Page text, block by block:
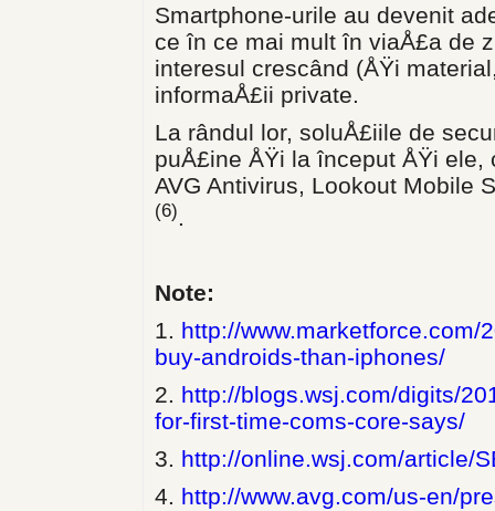
Smartphone-urile au devenit
ce în ce mai mult în viaÅ£a de
interesul crescând (ÅŸi
informaÅ£ii private.
La rândul lor, soluÅ£iile de
puÅ£ine ÅŸi la început ÅŸi
AVG Antivirus, Lookout Mobile
(6).
Note:
1. http://www.marketforce.com/
buy-androids-than-iphones/
2. http://blogs.wsj.com/digits/
for-first-time-coms-core-says/
3. http://online.wsj.com/article/
4. http://www.avg.com/us-en/